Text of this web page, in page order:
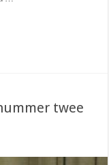
twee